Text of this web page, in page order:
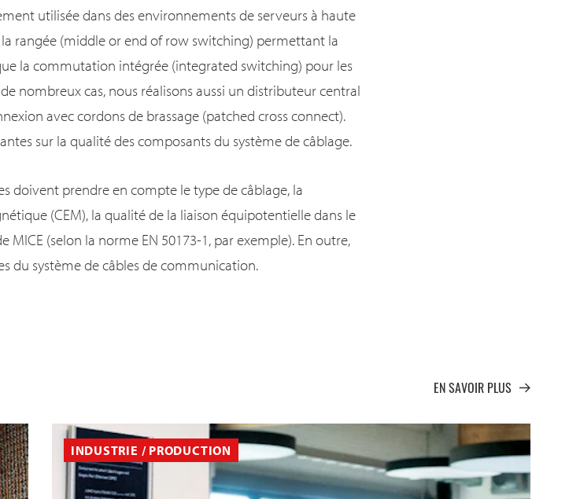
utilisée dans des environnements de serveurs à haute
rangée (middle or end of row switching) permettant la
la commutation intégrée (integrated switching) pour les
nombreux cas, nous réalisons aussi un distributeur central
avec cordons de brassage (patched cross connect).
sur la qualité des composants du système de câblage.
doivent prendre en compte le type de câblage, la
(CEM), la qualité de la liaison équipotentielle dans le
(selon la norme EN 50173-1, par exemple). En outre,
du système de câbles de communication.
INDUSTRIE / PRODUCTION
EN SAVOIR PLUS